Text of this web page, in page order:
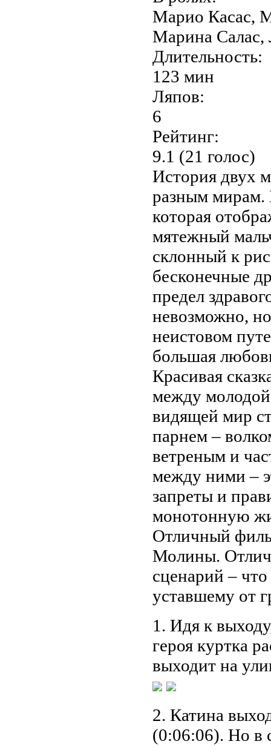
Марио Касас,
Марина Салас,
Длительность:
123 мин
Ляпов:
6
Рейтинг:
9.1 (21 голос)
История двух
разным мирам.
которая
мятежный
склонный к
бесконечные
предел
невозможно,
неистовом
большая
Красивая
между
видящей мир
парнем –
ветреным и
между ними –
запреты и
монотонную
Отличный
Молины.
сценарий –
уставшему от
1. Идя к
героя куртка
выходит на
2. Катина
(0:06:06). Но в